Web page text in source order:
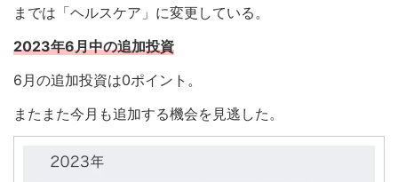
までは「ヘルスケア」に変更している。
2023年6月中の追加投資
6月の追加投資は0ポイント。
またまた今月も追加する機会を見逃した。